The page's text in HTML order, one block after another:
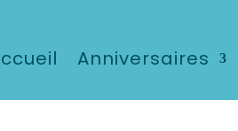
Anniversaires